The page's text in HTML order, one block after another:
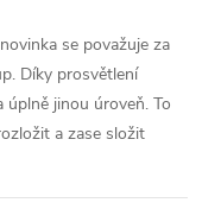
se považuje za
Díky prosvětlení
úplně jinou úroveň. To
a zase složit